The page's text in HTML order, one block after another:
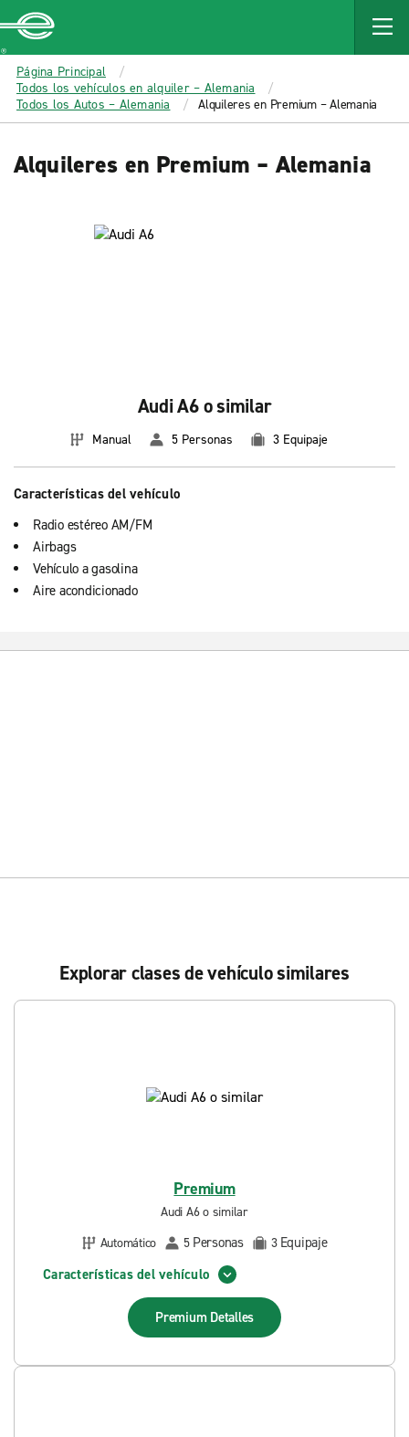
MAIN
CONTENT
Enterprise
Página Principal
Todos los vehículos en alquiler – Alemania
Todos los Autos – Alemania
Alquileres en Premium – Alemania
Alquileres en Premium – Alemania
Audi A6 o similar
Manual 5 Personas 3 Equipaje
Características del vehículo
Radio estéreo AM/FM
Airbags
Vehículo a gasolina
Aire acondicionado
Explorar clases de vehículo similares
Premium
Audi A6 o similar
Automático
5 Personas 3 Equipaje
Características del vehículo
Premium Detalles